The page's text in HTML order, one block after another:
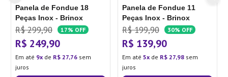
Panela de Fondue 18
Peças Inox - Brinox
R$ 299,90 17% OFF
R$ 249,90
Em até 9 de R$ 27,76 sem
juros
Panela de Fondue 11
Peças Inox - Brinox
R$ 199,90 30% OFF
R$ 139,90
Em até 5 de R$ 27,98 sem
juros